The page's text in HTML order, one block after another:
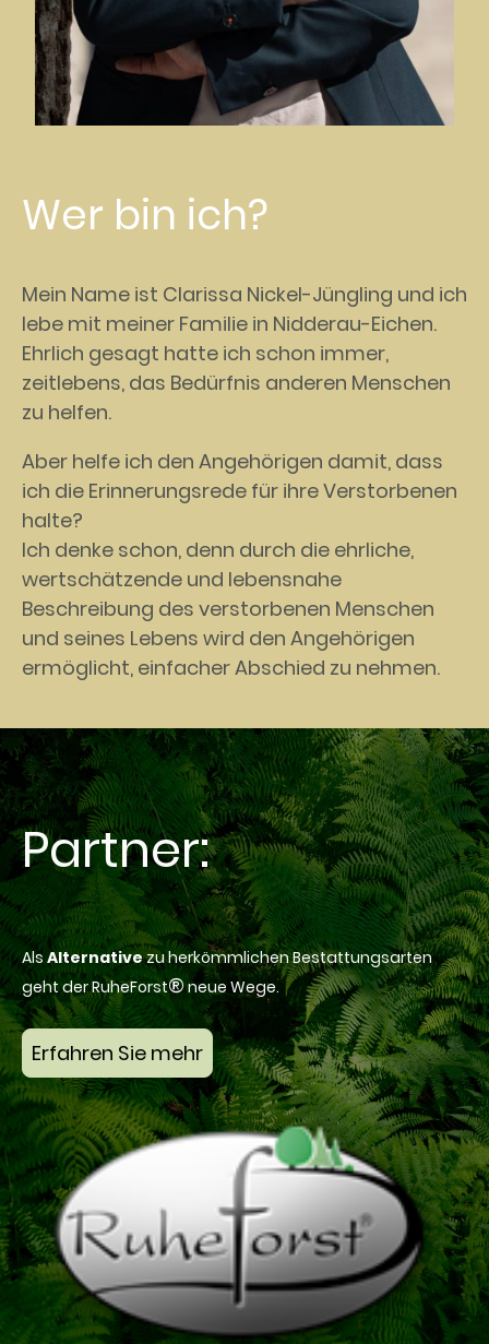
Wer bin ich?
Mein Name ist Clarissa Nickel-Jüngling und ich
lebe mit meiner Familie in Nidderau-Eichen.
Ehrlich gesagt hatte ich schon immer,
zeitlebens, das Bedürfnis anderen Menschen
zu helfen.
Aber helfe ich den Angehörigen damit, dass
ich die Erinnerungsrede für ihre Verstorbenen
halte?
Ich denke schon, denn durch die ehrliche,
wertschätzende und lebensnahe
Beschreibung des verstorbenen Menschen
und seines Lebens wird den Angehörigen
ermöglicht, einfacher Abschied zu nehmen.
Partner:
Als Alternativezu herkömmlichen Bestattungsarten
geht der RuheForst®neue Wege.
Erfahren Sie mehr